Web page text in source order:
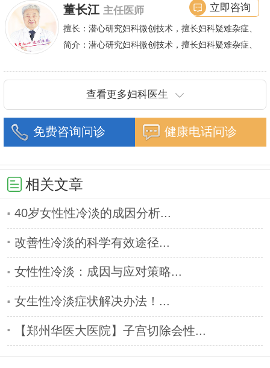
富的临床经验.在石女手术方面通过专业的技术已帮
助万千女性重塑女儿身.
董长江 主任医师
擅长：潜心研究妇科微创技术，擅长妇科疑难杂症、
妇科肿瘤、不孕不育等疾病的诊疗。几十年从医经
诊疗更专业。
简介：潜心研究妇科微创技术，擅长妇科疑难杂症、
立即咨询
查看更多妇科医生
免费咨询问诊 健康电话问诊
相关文章
40岁女性性冷淡的成因分析...
改善性冷淡的科学有效途径...
女性性冷淡：成因与应对策略...
女生性冷淡症状解决办法！...
【郑州华医大医院】子宫切除会性...